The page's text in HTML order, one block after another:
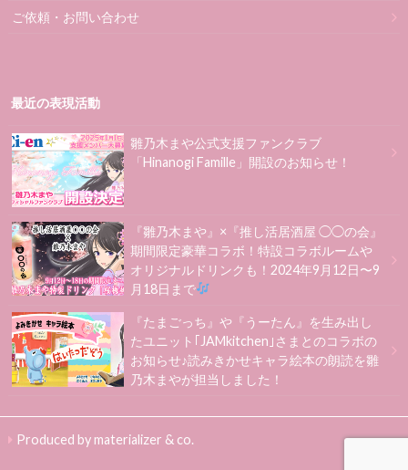
ご依頼・お問い合わせ
最近の表現活動
雛乃木まや公式支援ファンクラブ
「Hinanogi Famille」開設のお知らせ！
『雛乃木まや』×『推し活居酒屋 ◯◯の会』
期間限定豪華コラボ！特設コラボルームや
オリジナルドリンクも！2024年9月12日〜9
月18日まで
『たまごっち』や『うーたん』を生み出し
たユニット｢JAMkitchen｣さまとのコラボの
お知らせ♪読みきかせキャラ絵本の朗読を雛
乃木まやが担当しました！
Produced by materializer & co.